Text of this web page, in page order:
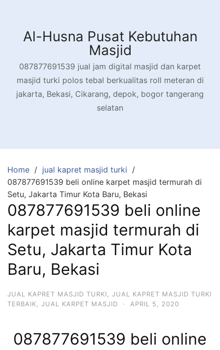
contentAl-Husna Pusat Kebutuhan
Masjid
087877691539 jual jam digital masjid dan karpet
masjid turki polos tebal berkualitas roll meteran di
jakarta, Bekasi, Cikarang, depok, bogor tangerang
selatan
Home
jual kapret masjid turki
087877691539 beli online karpet masjid termurah di
Setu, Jakarta Timur Kota Baru, Bekasi
087877691539 beli online
karpet masjid termurah di
Setu, Jakarta Timur Kota
Baru, Bekasi
JUAL KAPRET MASJID TURKI
JUAL KAPRET MASJID TURKI
TERBAIK
JUAL KARPET MASJID · APRIL 5, 2020
087877691539 beli online